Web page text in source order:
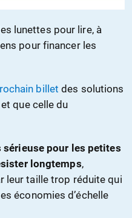
lunettes pour lire, à
pour financer les
billet des solutions
que celle du
pour les petites
longtemps,
leur taille trop réduite qui
économies d’échelle